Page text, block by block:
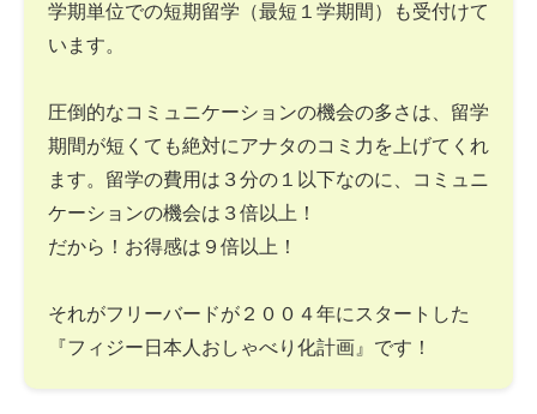
学期単位での短期留学（最短１学期間）も受付けて
います。
圧倒的なコミュニケーションの機会の多さは、留学
期間が短くても絶対にアナタのコミ力を上げてくれ
ます。留学の費用は３分の１以下なのに、コミュニ
ケーションの機会は３倍以上！
だから！お得感は９倍以上！
それがフリーバードが２００４年にスタートした
『フィジー日本人おしゃべり化計画』です！